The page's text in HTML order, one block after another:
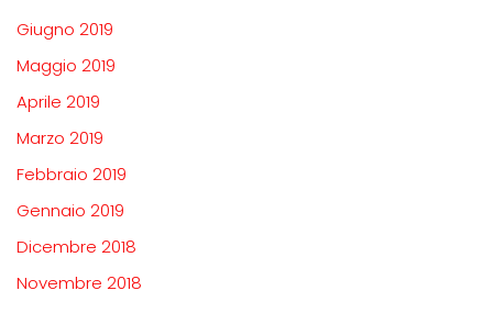
Giugno 2019
Maggio 2019
Aprile 2019
Marzo 2019
Febbraio 2019
Gennaio 2019
Dicembre 2018
Novembre 2018